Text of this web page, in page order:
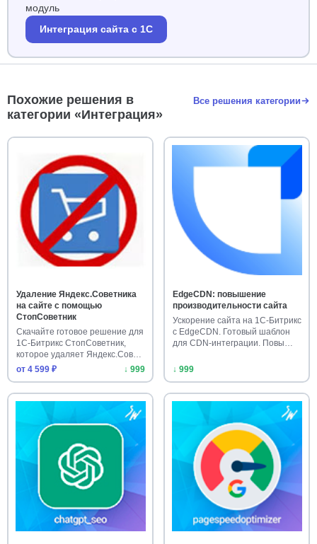
модуль
Интеграция сайта с 1С
Похожие решения в
категории «Интеграция»
Все решения категории
Удаление Яндекс.Советника
на сайте с помощью
СтопСоветник
Скачайте готовое решение для
1С-Битрикс СтопСоветник,
которое удаляет Яндекс.Сов…
от 4 599 ₽
↓ 999
EdgeCDN: повышение
производительности сайта
Ускорение сайта на 1С-Битрикс
с EdgeCDN. Готовый шаблон
для CDN-интеграции. Повы…
↓ 999